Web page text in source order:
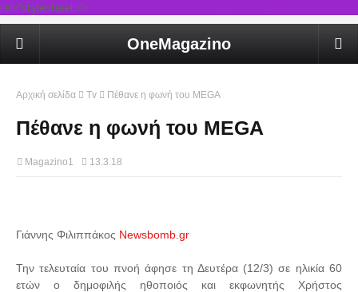
rel='stylesheet'/>
OneMagazino
Αρχική σελίδα Tv Πέθανε η φωνή του MEGA
Πέθανε η φωνή του MEGA
Magazino1 13.3.18
Γιάννης Φιλιππάκος Newsbomb.gr
Την τελευταία του πνοή άφησε τη Δευτέρα (12/3) σε ηλικία 60
ετών ο δημοφιλής ηθοποιός και εκφωνητής Χρήστος